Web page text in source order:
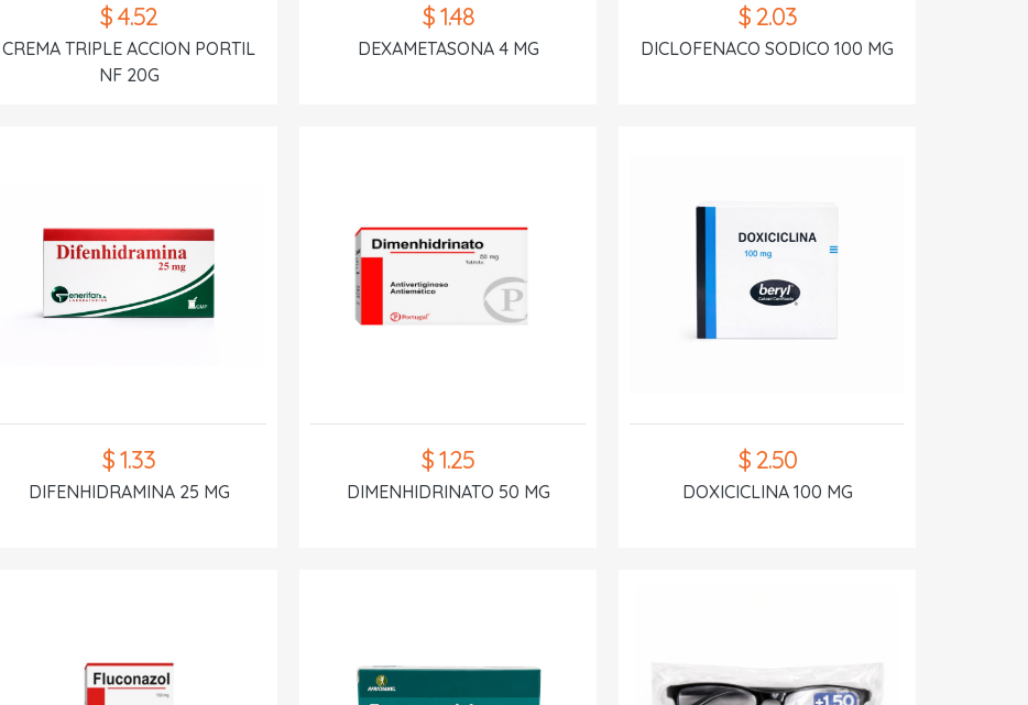
$ 4.52
CREMA TRIPLE ACCION PORTIL
NF 20G
$ 1.48
DEXAMETASONA 4 MG
$ 2.03
DICLOFENACO SODICO 100 MG
$ 1.33
DIFENHIDRAMINA 25 MG
$ 1.25
DIMENHIDRINATO 50 MG
$ 2.50
DOXICICLINA 100 MG